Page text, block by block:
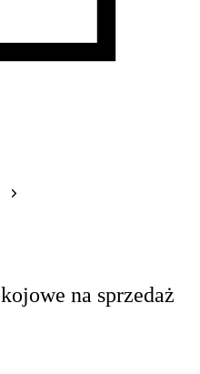
na sprzedaż